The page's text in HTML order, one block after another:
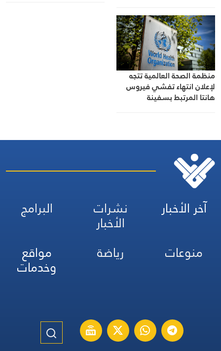
منظمة الصحة العالمية تتجه
لإعلان انتهاء تفشي فيروس
هانتا المرتبط بسفينة
آخر الأخبار نشرات
الأخبار
البرامج
منوعات
رياضة مواقع
وخدمات